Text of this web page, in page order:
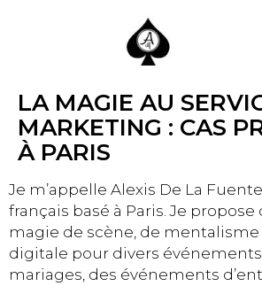
LA MAGIE AU
MARKETING : CAS
À PARIS
Je m’appelle Alexis De La
français basé à Paris. Je propose
magie de scène, de
digitale pour divers
mariages, des événements